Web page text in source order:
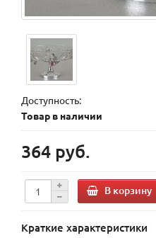
Доступность:
Товар в наличии
364 руб.
В корзину
Краткие характеристики